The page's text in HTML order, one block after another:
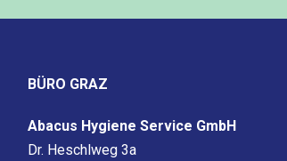
BÜRO GRAZ
Abacus Hygiene Service GmbH
Dr. Heschlweg 3a